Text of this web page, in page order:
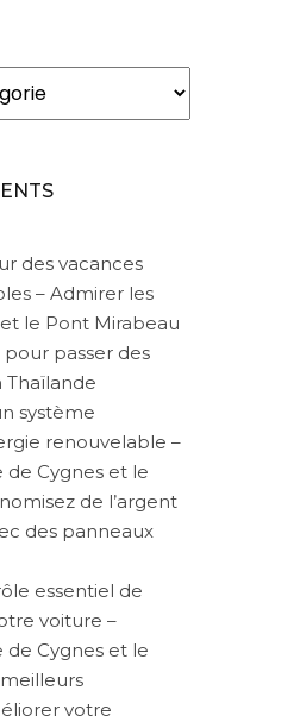
des vacances
– Admirer les
le Pont Mirabeau
pour passer des
Thaïlande
système
renouvelable –
de Cygnes et le
de l’argent
des panneaux
essentiel de
voiture –
de Cygnes et le
votre